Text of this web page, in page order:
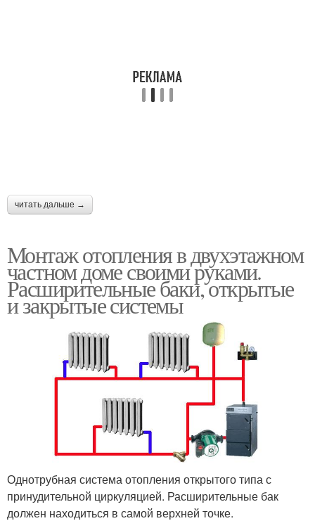
читать дальше →
Монтаж отопления в двухэтажном
частном доме своими руками.
Расширительные баки, открытые
и закрытые системы
Однотрубная система отопления открытого типа с
принудительной циркуляцией. Расширительные бак
должен находиться в самой верхней точке.